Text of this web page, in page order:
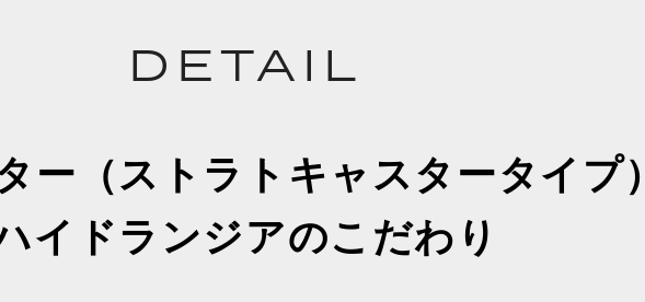
DETAIL
ー（ストラトキャスタータイプ）
イドランジアのこだわり